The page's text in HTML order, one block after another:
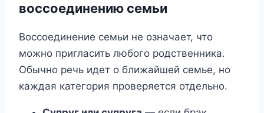
воссоединению семьи
Воссоединение семьи не означает, что
можно пригласить любого родственника.
Обычно речь идет о ближайшей семье, но
каждая категория проверяется отдельно.